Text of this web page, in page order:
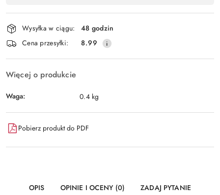
płatność
i
dostawa
Wysyłka w ciągu:
48 godzin
Cena przesyłki:
8.99
Więcej o produkcie
Waga: 0.4 kg
Pobierz produkt do PDF
OPIS OPINIE I OCENY (0) ZADAJ PYTANIE